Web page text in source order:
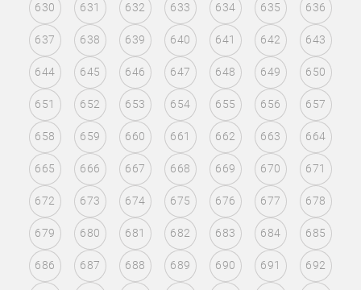
630 631 632 633 634 635 636
637 638 639 640 641 642 643
644 645 646 647 648 649 650
651 652 653 654 655 656 657
658 659 660 661 662 663 664
665 666 667 668 669 670 671
672 673 674 675 676 677 678
679 680 681 682 683 684 685
686 687 688 689 690 691 692